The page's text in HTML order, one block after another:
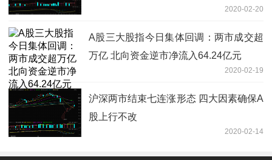
2020-02-20
A股三大股指今日集体回调：两市成交超
万亿 北向资金逆市净流入64.24亿元
2020-02-19
沪深两市结束七连涨形态 四大因素确保A
股上行不改
2020-02-14